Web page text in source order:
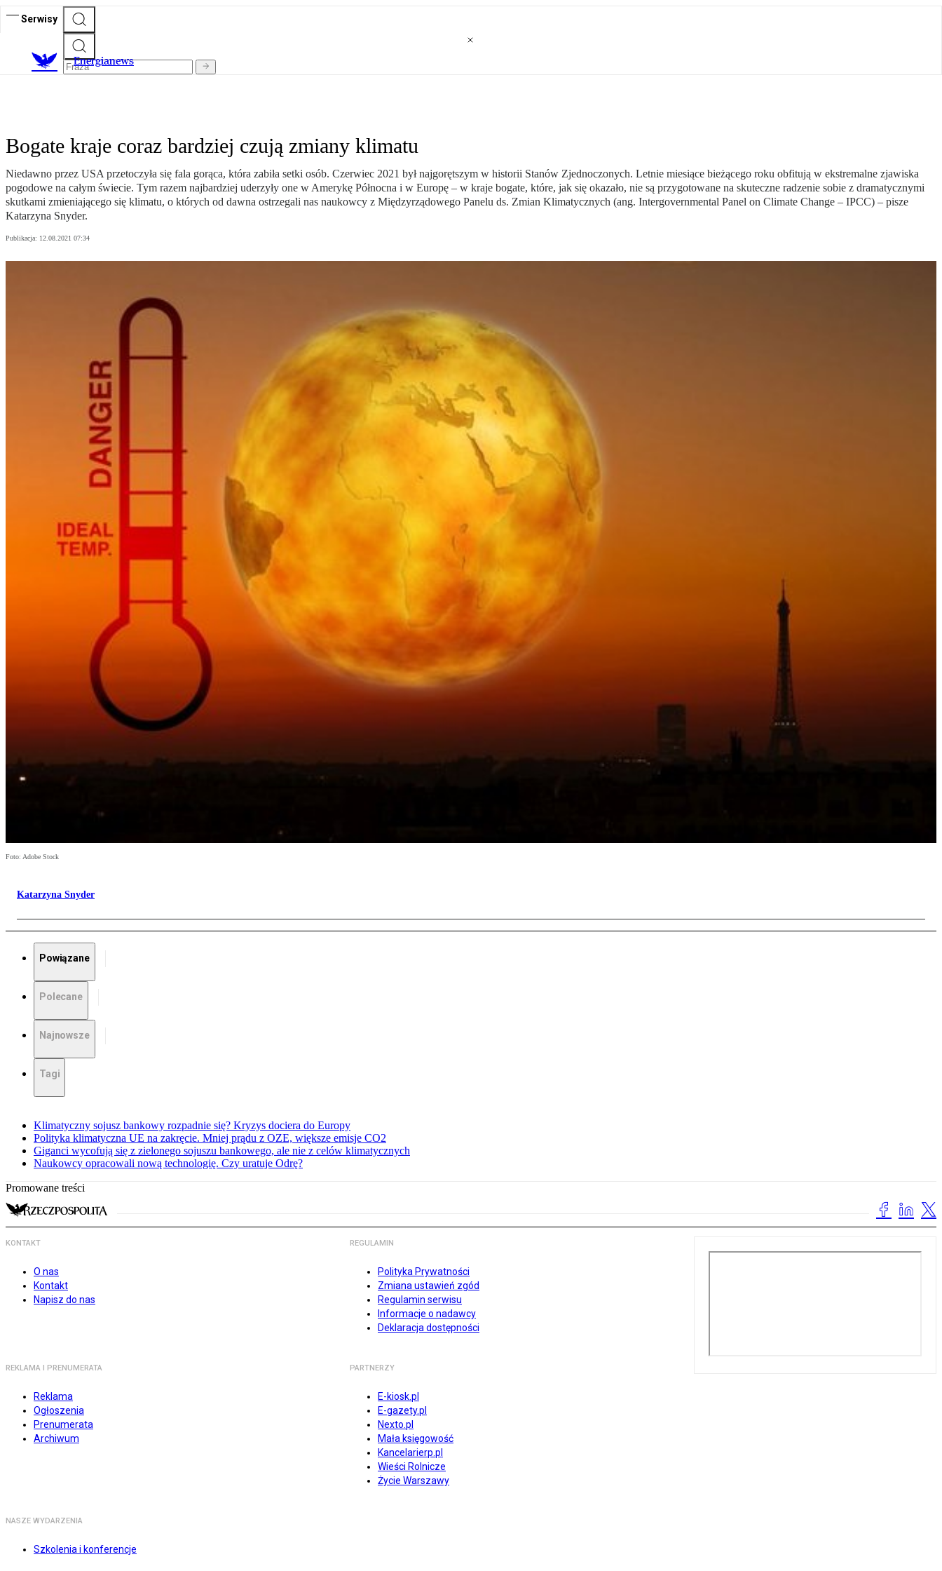
Serwisy
Energianews
Bogate kraje coraz bardziej czują zmiany klimatu
Niedawno przez USA przetoczyła się fala gorąca, która zabiła setki osób. Czerwiec 2021 był najgorętszym w historii Stanów Zjednoczonych. Letnie miesiące bieżącego roku obfitują w ekstremalne zjawiska
pogodowe na całym świecie. Tym razem najbardziej uderzyły one w Amerykę Północna i w Europę – w kraje bogate, które, jak się okazało, nie są przygotowane na skuteczne radzenie sobie z dramatycznymi
skutkami zmieniającego się klimatu, o których od dawna ostrzegali nas naukowcy z Międzyrządowego Panelu ds. Zmian Klimatycznych (ang. Intergovernmental Panel on Climate Change – IPCC) – pisze
Katarzyna Snyder.
Publikacja: 12.08.2021 07:34
Foto: Adobe Stock
Katarzyna Snyder
Powiązane
Polecane
Najnowsze
Tagi
Klimatyczny sojusz bankowy rozpadnie się? Kryzys dociera do Europy
Polityka klimatyczna UE na zakręcie. Mniej prądu z OZE, większe emisje CO2
Giganci wycofują się z zielonego sojuszu bankowego, ale nie z celów klimatycznych
Naukowcy opracowali nową technologię. Czy uratuje Odrę?
Promowane treści
KONTAKT
O nas
Kontakt
Napisz do nas
REGULAMIN
Polityka Prywatności
Zmiana ustawień zgód
Regulamin serwisu
Informacje o nadawcy
Deklaracja dostępności
REKLAMA I PRENUMERATA
Reklama
Ogłoszenia
Prenumerata
Archiwum
PARTNERZY
E-kiosk.pl
E-gazety.pl
Nexto.pl
Mała księgowość
Kancelarierp.pl
Wieści Rolnicze
Życie Warszawy
NASZE WYDARZENIA
Szkolenia i konferencje